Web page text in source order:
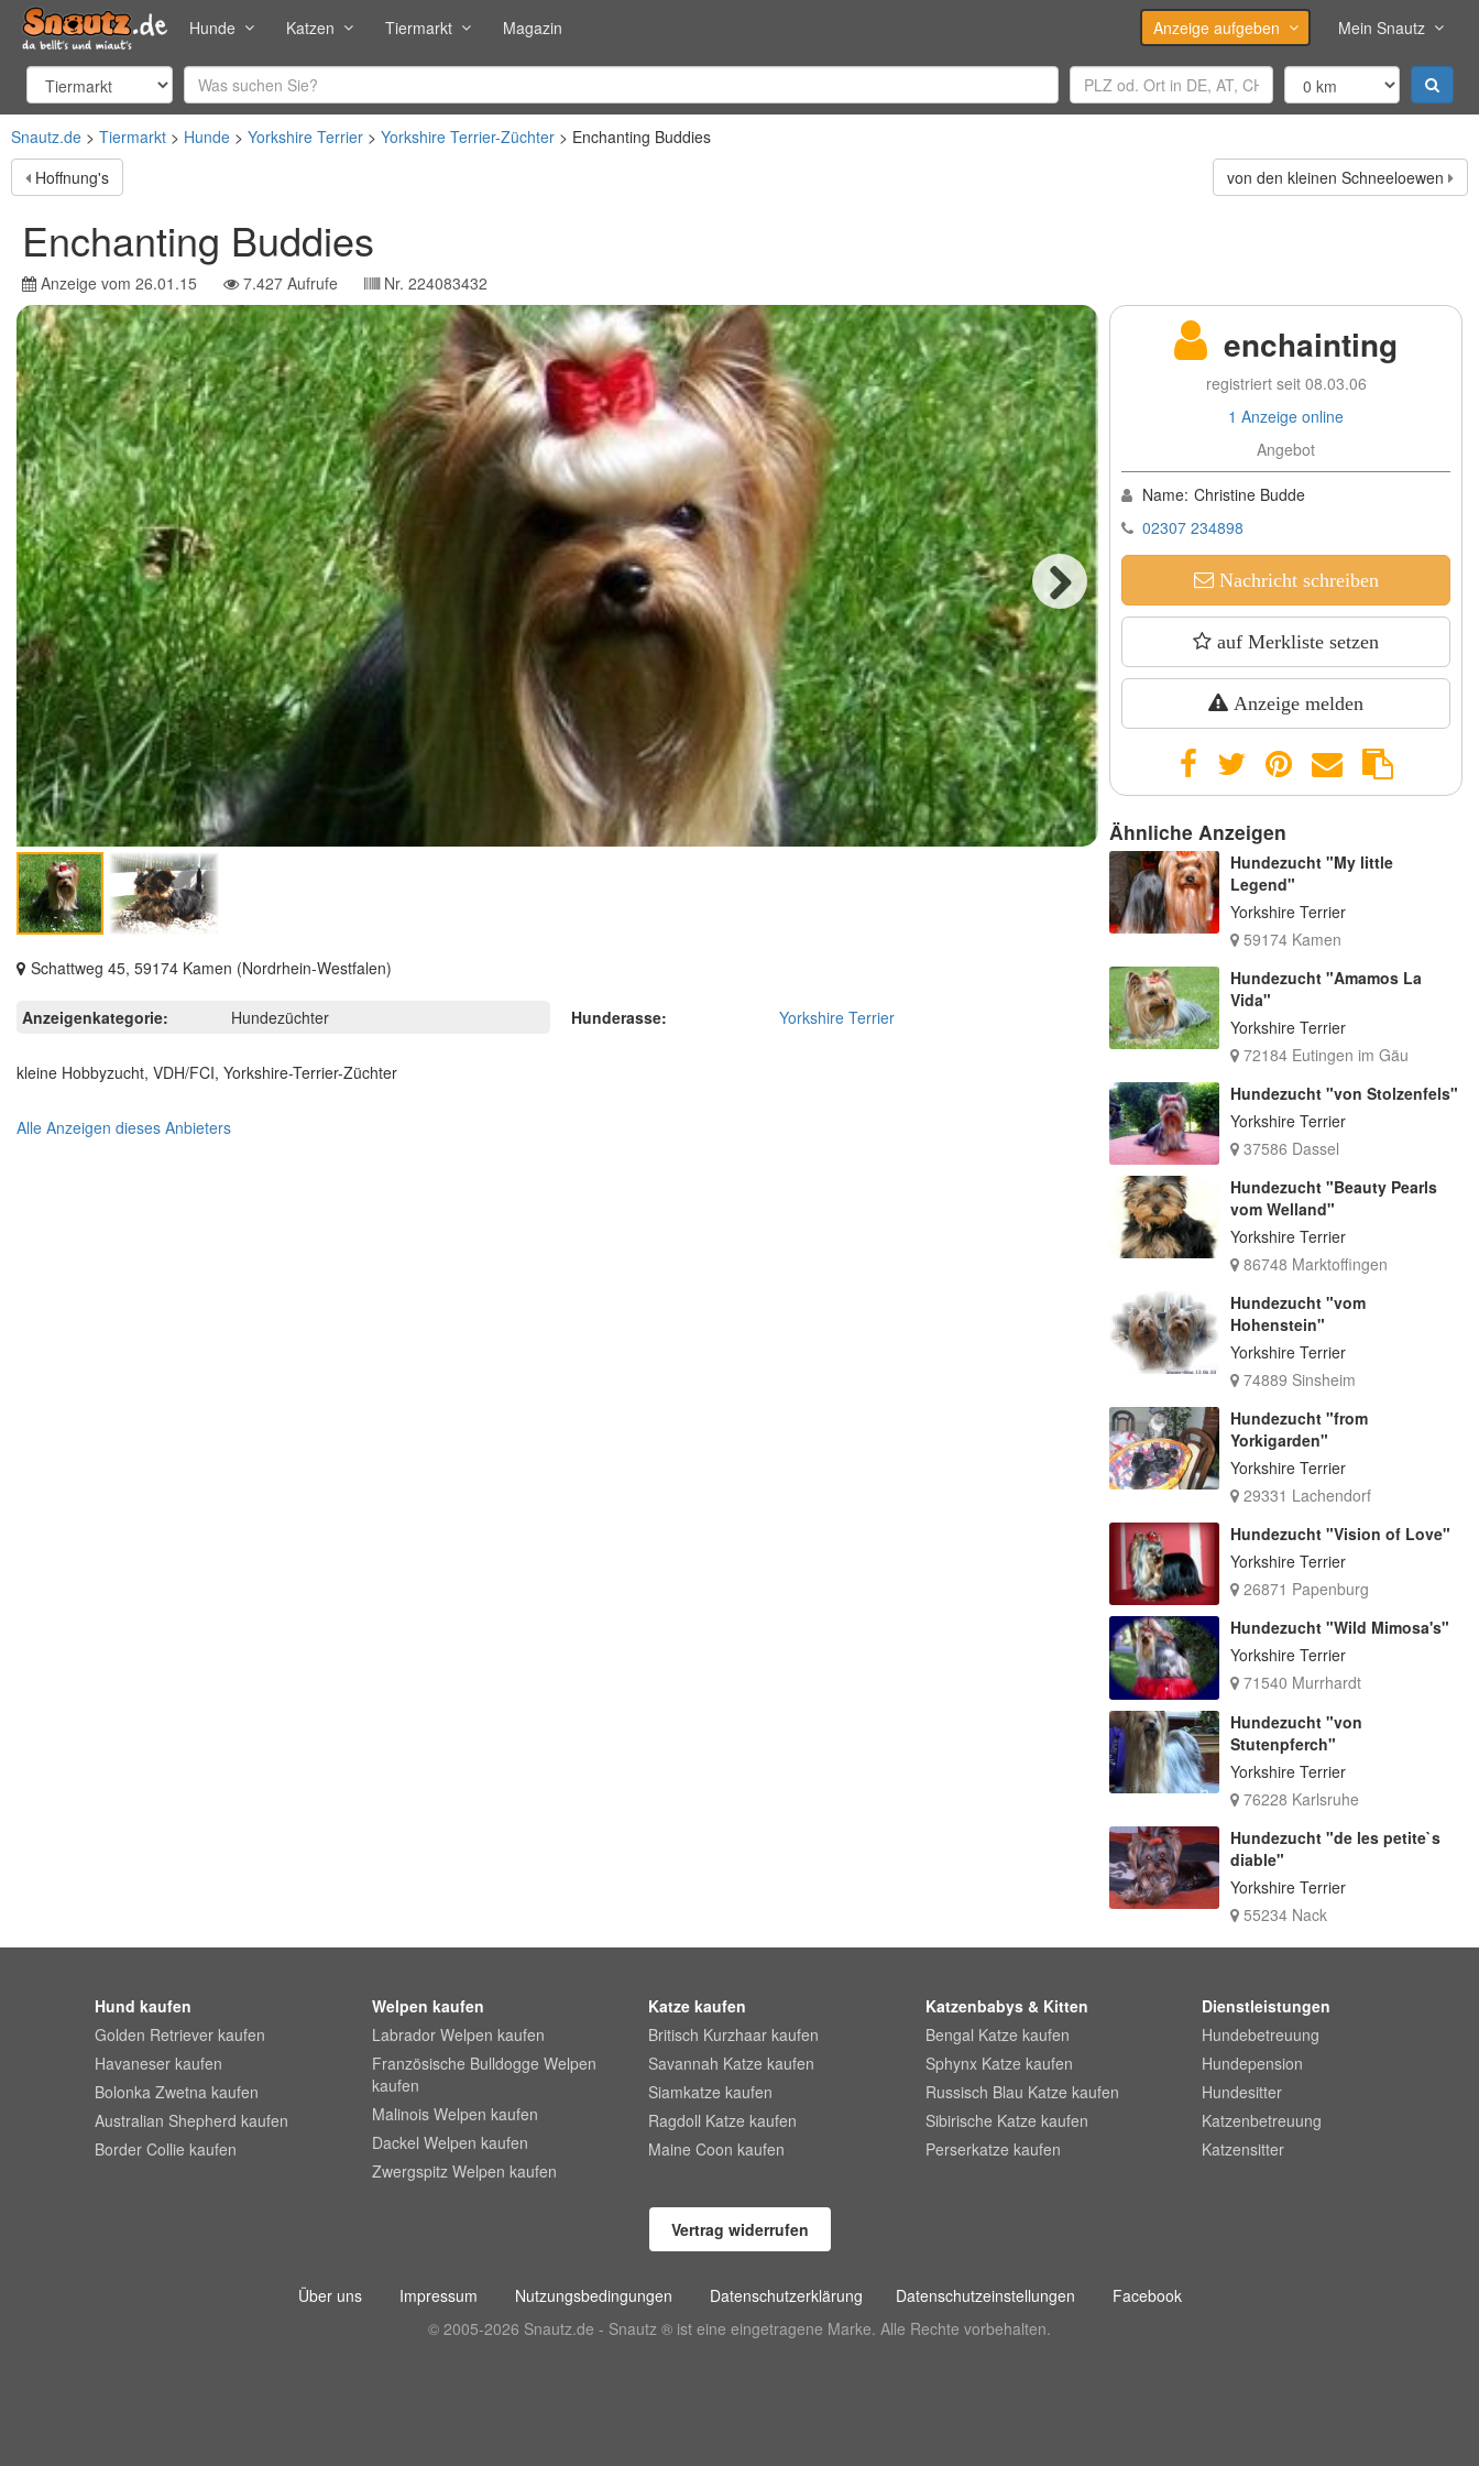
Hunde Katzen Tiermarkt Magazin Anzeige aufgeben Mein Snautz
Snautz.de Tiermarkt Hunde Yorkshire Terrier Yorkshire Terrier-Züchter
Enchanting Buddies
Hoffnung's
von den kleinen Schneeloewen
Enchanting Buddies
Anzeige vom 26.01.15 7.427 Aufrufe Nr. 224083432
Next
Schattweg 45, 59174 Kamen (Nordrhein-Westfalen)
Anzeigenkategorie: Hundezüchter Hunderasse: Yorkshire Terrier
kleine Hobbyzucht, VDH/FCI, Yorkshire-Terrier-Züchter
Alle Anzeigen dieses Anbieters
enchainting
registriert seit 08.03.06
1 Anzeige online
Angebot
Name: Christine Budde
02307 234898
Nachricht schreiben
auf Merkliste setzen
Anzeige melden
Ähnliche Anzeigen
Hundezucht "My little
Legend"
Yorkshire Terrier
59174 Kamen
Hundezucht "Amamos La
Vida"
Yorkshire Terrier
72184 Eutingen im Gäu
Hundezucht "von Stolzenfels"
Yorkshire Terrier
37586 Dassel
Hundezucht "Beauty Pearls
vom Welland"
Yorkshire Terrier
86748 Marktoffingen
Hundezucht "vom
Hohenstein"
Yorkshire Terrier
74889 Sinsheim
Hundezucht "from
Yorkigarden"
Yorkshire Terrier
29331 Lachendorf
Hundezucht "Vision of Love"
Yorkshire Terrier
26871 Papenburg
Hundezucht "Wild Mimosa's"
Yorkshire Terrier
71540 Murrhardt
Hundezucht "von
Stutenpferch"
Yorkshire Terrier
76228 Karlsruhe
Hundezucht "de les petite`s
diable"
Yorkshire Terrier
55234 Nack
Hund kaufen
Golden Retriever kaufen
Havaneser kaufen
Bolonka Zwetna kaufen
Australian Shepherd kaufen
Border Collie kaufen
Welpen kaufen
Labrador Welpen kaufen
Französische Bulldogge Welpen
kaufen
Malinois Welpen kaufen
Dackel Welpen kaufen
Zwergspitz Welpen kaufen
Katze kaufen
Britisch Kurzhaar kaufen
Savannah Katze kaufen
Siamkatze kaufen
Ragdoll Katze kaufen
Maine Coon kaufen
Katzenbabys & Kitten
Bengal Katze kaufen
Sphynx Katze kaufen
Russisch Blau Katze kaufen
Sibirische Katze kaufen
Perserkatze kaufen
Dienstleistungen
Hundebetreuung
Hundepension
Hundesitter
Katzenbetreuung
Katzensitter
Vertrag widerrufen
Über uns Impressum Nutzungsbedingungen Datenschutzerklärung Datenschutzeinstellungen
Facebook
© 2005-2026 Snautz.de - Snautz ® ist eine eingetragene Marke. Alle Rechte vorbehalten.